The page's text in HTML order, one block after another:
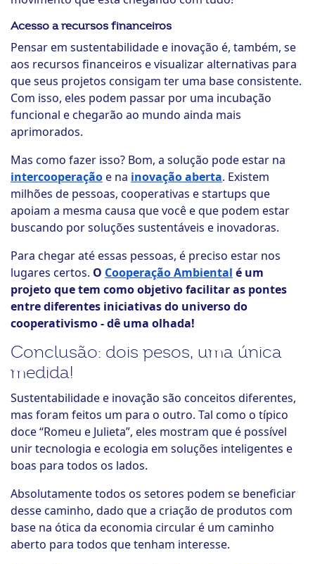
Acesso a recursos financeiros
Pensar em sustentabilidade e inovação é, também, se
aos recursos financeiros e visualizar alternativas para
que seus projetos consigam ter uma base consistente.
Com isso, eles podem passar por uma incubação
funcional e chegarão ao mundo ainda mais
aprimorados.
Mas como fazer isso? Bom, a solução pode estar na
intercooperaçãoe na inovação aberta. Existem
milhões de pessoas, cooperativas e startups que
apoiam a mesma causa que você e que podem estar
buscando por soluções sustentáveis e inovadoras.
Para chegar até essas pessoas, é preciso estar nos
lugares certos. O Cooperação Ambiental é um
projeto que tem como objetivo facilitar as pontes
entre diferentes iniciativas do universo do
cooperativismo - dê uma olhada!
Conclusão: dois pesos, uma única
medida!
Sustentabilidade e inovação são conceitos diferentes,
mas foram feitos um para o outro. Tal como o típico
doce “Romeu e Julieta”, eles mostram que é possível
unir tecnologia e ecologia em soluções inteligentes e
boas para todos os lados.
Absolutamente todos os setores podem se beneficiar
desse caminho, dado que a criação de produtos com
base na ótica da economia circular é um caminho
aberto para todos que tenham interesse.